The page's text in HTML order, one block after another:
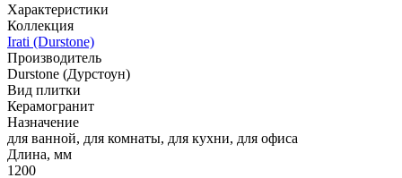
Характеристики
Коллекция
Irati (Durstone)
Производитель
Durstone (Дурстоун)
Вид плитки
Керамогранит
Назначение
для ванной, для комнаты, для кухни, для офиса
Длина, мм
1200